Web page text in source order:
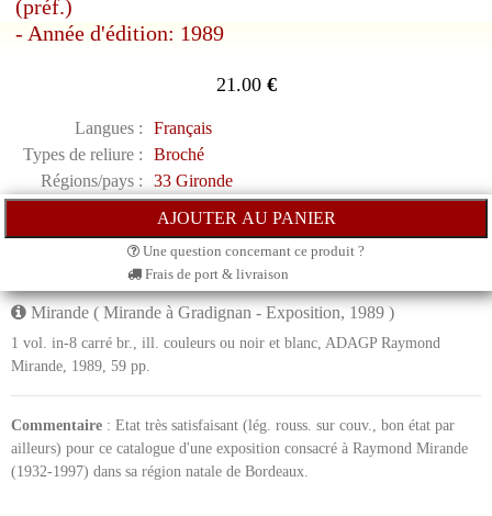
(préf.)
- Année d'édition: 1989
21.00€
Langues :
Français
Types de reliure :
Broché
Régions/pays :
33 Gironde
Une question concernant ce produit ?
Frais de port & livraison
Mirande ( Mirande à Gradignan - Exposition, 1989 )
1 vol. in-8 carré br., ill. couleurs ou noir et blanc, ADAGP Raymond
Mirande, 1989, 59 pp.
Commentaire : Etat très satisfaisant (lég. rouss. sur couv., bon état par
ailleurs) pour ce catalogue d'une exposition consacré à Raymond Mirande
(1932-1997) dans sa région natale de Bordeaux.